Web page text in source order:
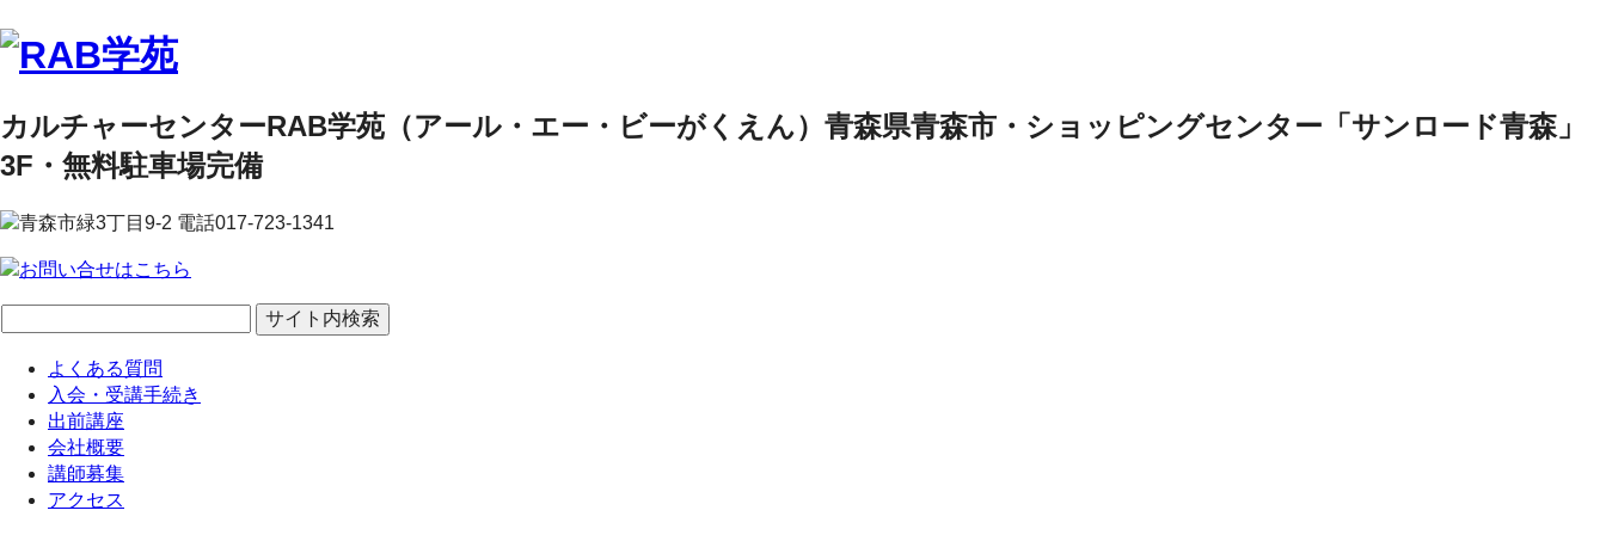
カルチャーセンターRAB学苑（アール・エー・ビーがくえん）青森県青森市・ショッピングセンター「サンロード青森」
3F・無料駐車場完備
よくある質問
入会・受講手続き
出前講座
会社概要
講師募集
アクセス